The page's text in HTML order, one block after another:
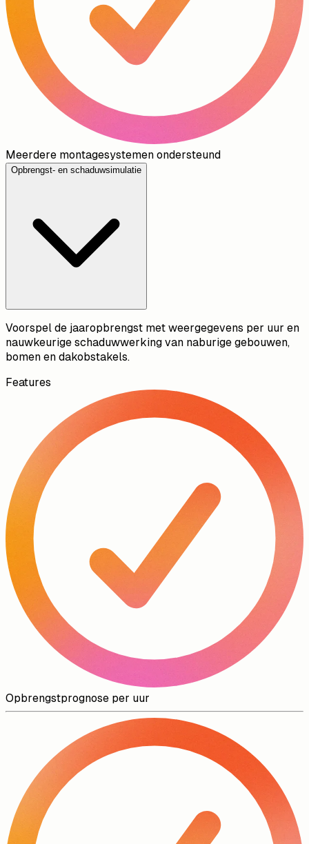
Meerdere montagesystemen ondersteund
Opbrengst- en schaduwsimulatie
Voorspel de jaaropbrengst met weergegevens per uur en
nauwkeurige schaduwwerking van naburige gebouwen,
bomen en dakobstakels.
Features
Opbrengstprognose per uur